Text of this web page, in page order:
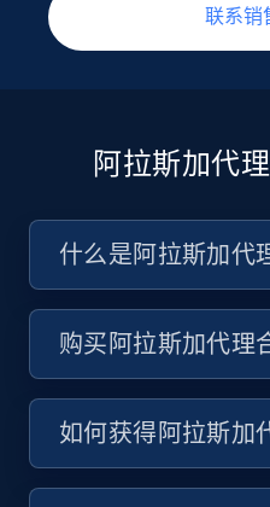
联系销
阿拉斯加代
什么是阿拉斯加代
购买阿拉斯加代理
如何获得阿拉斯加